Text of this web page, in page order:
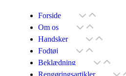
Forside
Om os
Handsker
Fodtøj
Beklædning
Rengøringsartikler